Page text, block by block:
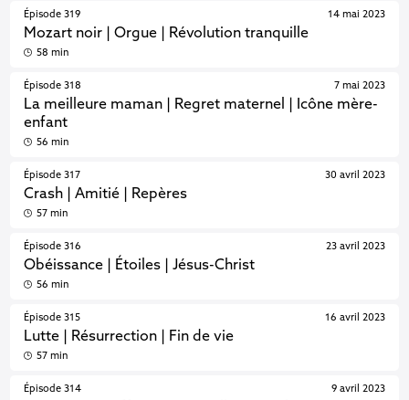
Épisode 319
Mozart noir | Orgue | Révolution tranquille
14 mai 2023
58 min
Épisode 318
La meilleure maman | Regret maternel | Icône mère-
enfant
7 mai 2023
56 min
Épisode 317
Crash | Amitié | Repères
30 avril 2023
57 min
Épisode 316
Obéissance | Étoiles | Jésus-Christ
23 avril 2023
56 min
Épisode 315
Lutte | Résurrection | Fin de vie
16 avril 2023
57 min
Épisode 314 9 avril 2023